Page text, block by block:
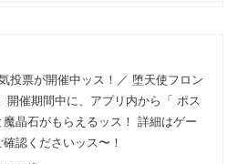
投票が開催中ッス！／ 堕天使フロン
開催期間中に、アプリ内から「 ポス
魔晶石がもらえるッス！ 詳細はゲー
認くださいッス〜！